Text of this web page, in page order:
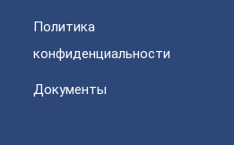
Политика
конфиденциальности
Документы